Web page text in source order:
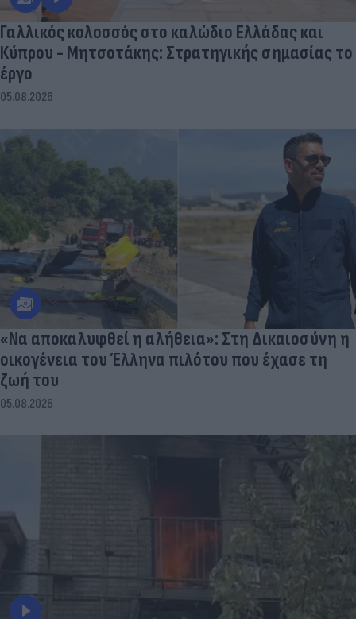
Γαλλικός κολοσσός στο καλώδιο Ελλάδας και
Κύπρου - Μητσοτάκης: Στρατηγικής σημασίας το
έργο
05.08.2026
«Να αποκαλυφθεί η αλήθεια»: Στη Δικαιοσύνη η
οικογένεια του Έλληνα πιλότου που έχασε τη
ζωή του
05.08.2026